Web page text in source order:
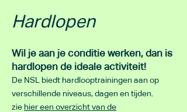
Hardlopen
Wil je aan je conditie werken, dan is
hardlopen de ideale activiteit!
De NSL biedt hardlooptrainingen aan op
verschillende niveaus, dagen en tijden.
zie hier een overzicht van de